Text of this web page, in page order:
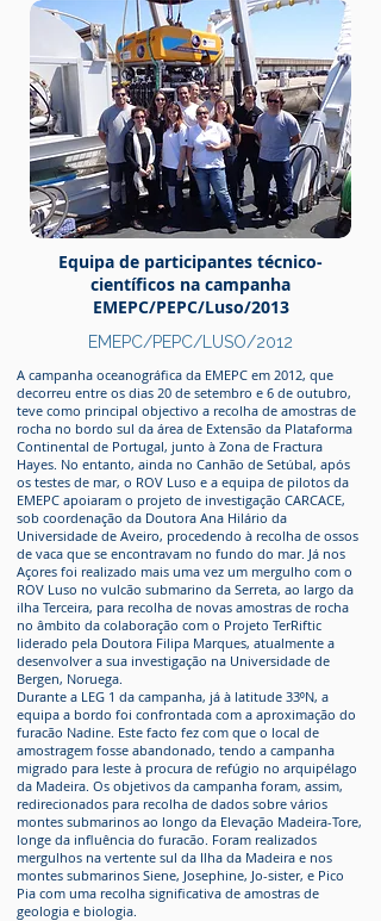
Equipa de participantes técnico-
científicos na campanha
EMEPC/PEPC/Luso/2013
EMEPC/PEPC/LUSO/2012
A campanha oceanográfica da EMEPC em 2012, que
decorreu entre os dias 20 de setembro e 6 de outubro,
teve como principal objectivo a recolha de amostras de
rocha no bordo sul da área de Extensão da Plataforma
Continental de Portugal, junto à Zona de Fractura
Hayes. No entanto, ainda no Canhão de Setúbal, após
os testes de mar, o ROV Luso e a equipa de pilotos da
EMEPC apoiaram o projeto de investigação CARCACE,
sob coordenação da Doutora Ana Hilário da
Universidade de Aveiro, procedendo à recolha de ossos
de vaca que se encontravam no fundo do mar. Já nos
Açores foi realizado mais uma vez um mergulho com o
ROV Luso no vulcão submarino da Serreta, ao largo da
ilha Terceira, para recolha de novas amostras de rocha
no âmbito da colaboração com o Projeto TerRiftic
liderado pela Doutora Filipa Marques, atualmente a
desenvolver a sua investigação na Universidade de
Bergen, Noruega.
Durante a LEG 1 da campanha, já à latitude 33⁰N, a
equipa a bordo foi confrontada com a aproximação do
furacão Nadine. Este facto fez com que o local de
amostragem fosse abandonado, tendo a campanha
migrado para leste à procura de refúgio no arquipélago
da Madeira. Os objetivos da campanha foram, assim,
redirecionados para recolha de dados sobre vários
montes submarinos ao longo da Elevação Madeira-Tore,
longe da influência do furacão. Foram realizados
mergulhos na vertente sul da Ilha da Madeira e nos
montes submarinos Siene, Josephine, Jo-sister, e Pico
Pia com uma recolha significativa de amostras de
geologia e biologia.